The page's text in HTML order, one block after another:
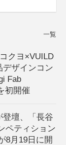
一覧
クヨ×VUILD
デザインコン
Fab
初開催
登壇、「長谷
ペティション
8月19日に開